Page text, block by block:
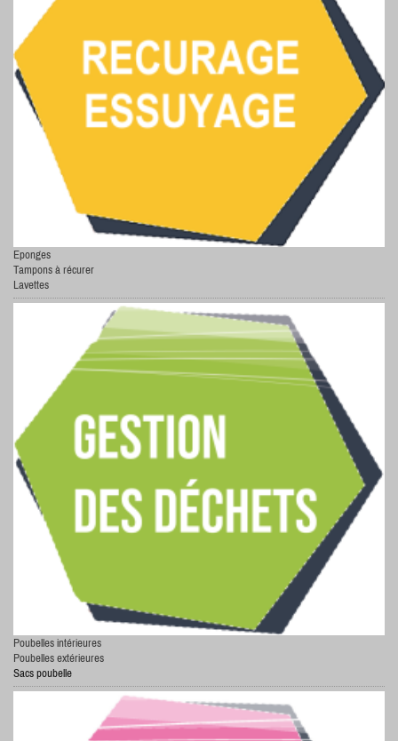
Eponges
Tampons à récurer
Lavettes
Poubelles intérieures
Poubelles extérieures
Sacs poubelle